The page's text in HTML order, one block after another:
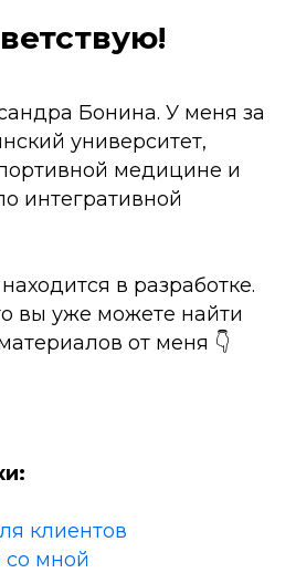
Бонина. У меня за
университет,
медицине и
интегративной
в разработке.
вы уже можете найти
от меня 👇
клиентов
со мной